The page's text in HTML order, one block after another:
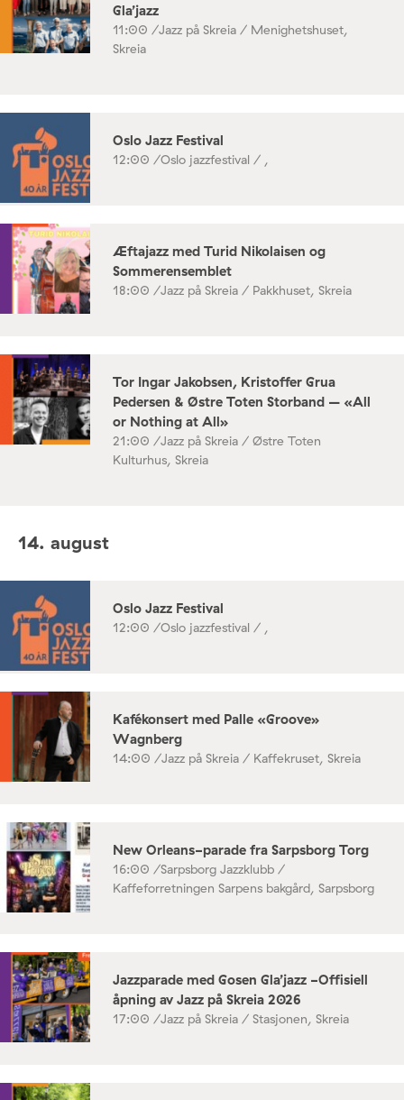
Gla’jazz
11:00 /Jazz på Skreia / Menighetshuset,
Skreia
Oslo Jazz Festival
12:00 /Oslo jazzfestival / ,
Æftajazz med Turid Nikolaisen og
Sommerensemblet
18:00 /Jazz på Skreia / Pakkhuset, Skreia
Tor Ingar Jakobsen, Kristoffer Grua
Pedersen & Østre Toten Storband – «All
or Nothing at All»
21:00 /Jazz på Skreia / Østre Toten
Kulturhus, Skreia
14. august
Oslo Jazz Festival
12:00 /Oslo jazzfestival / ,
Kafékonsert med Palle «Groove»
Wagnberg
14:00 /Jazz på Skreia / Kaffekruset, Skreia
New Orleans-parade fra Sarpsborg Torg
16:00 /Sarpsborg Jazzklubb /
Kaffeforretningen Sarpens bakgård, Sarpsborg
Jazzparade med Gosen Gla’jazz -Offisiell
åpning av Jazz på Skreia 2026
17:00 /Jazz på Skreia / Stasjonen, Skreia